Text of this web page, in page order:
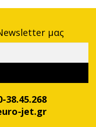
μας
38.45.268
jet.gr